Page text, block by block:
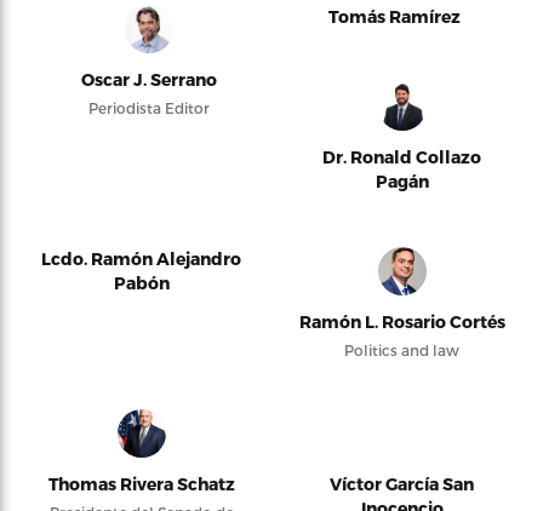
Oscar J. Serrano
Periodista Editor
Tomás Ramírez
Dr. Ronald Collazo
Pagán
Lcdo. Ramón Alejandro
Pabón
Ramón L. Rosario Cortés
Politics and law
Thomas Rivera Schatz
Víctor García San